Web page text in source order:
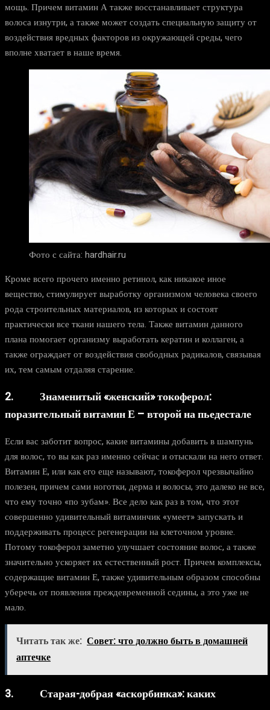
мощь. Причем витамин А также восстанавливает структура
волоса изнутри, а также может создать специальную защиту от
воздействия вредных факторов из окружающей среды, чего
вполне хватает в наше время.
Фото с сайта: hardhair.ru
Кроме всего прочего именно ретинол, как никакое иное
вещество, стимулирует выработку организмом человека своего
рода строительных материалов, из которых и состоят
практически все ткани нашего тела. Также витамин данного
плана помогает организму выработать кератин и коллаген, а
также ограждает от воздействия свободных радикалов, связывая
их, тем самым отдаляя старение.
2. Знаменитый «женский» токоферол:
поразительный витамин Е – второй на пьедестале
Если вас заботит вопрос, какие витамины добавить в шампунь
для волос, то вы как раз именно сейчас и отыскали на него ответ.
Витамин Е, или как его еще называют, токоферол чрезвычайно
полезен, причем сами ноготки, дерма и волосы, это далеко не все,
что ему точно «по зубам». Все дело как раз в том, что этот
совершенно удивительный витаминчик «умеет» запускать и
поддерживать процесс регенерации на клеточном уровне.
Потому токоферол заметно улучшает состояние волос, а также
значительно ускоряет их естественный рост. Причем комплексы,
содержащие витамин Е, также удивительным образом способны
уберечь от появления преждевременной седины, а это уже не
мало.
Читать так же: Совет: что должно быть в домашней
аптечке
3. Старая-добрая «аскорбинка»: каких